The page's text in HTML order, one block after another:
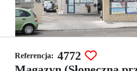
Referencja: 4772